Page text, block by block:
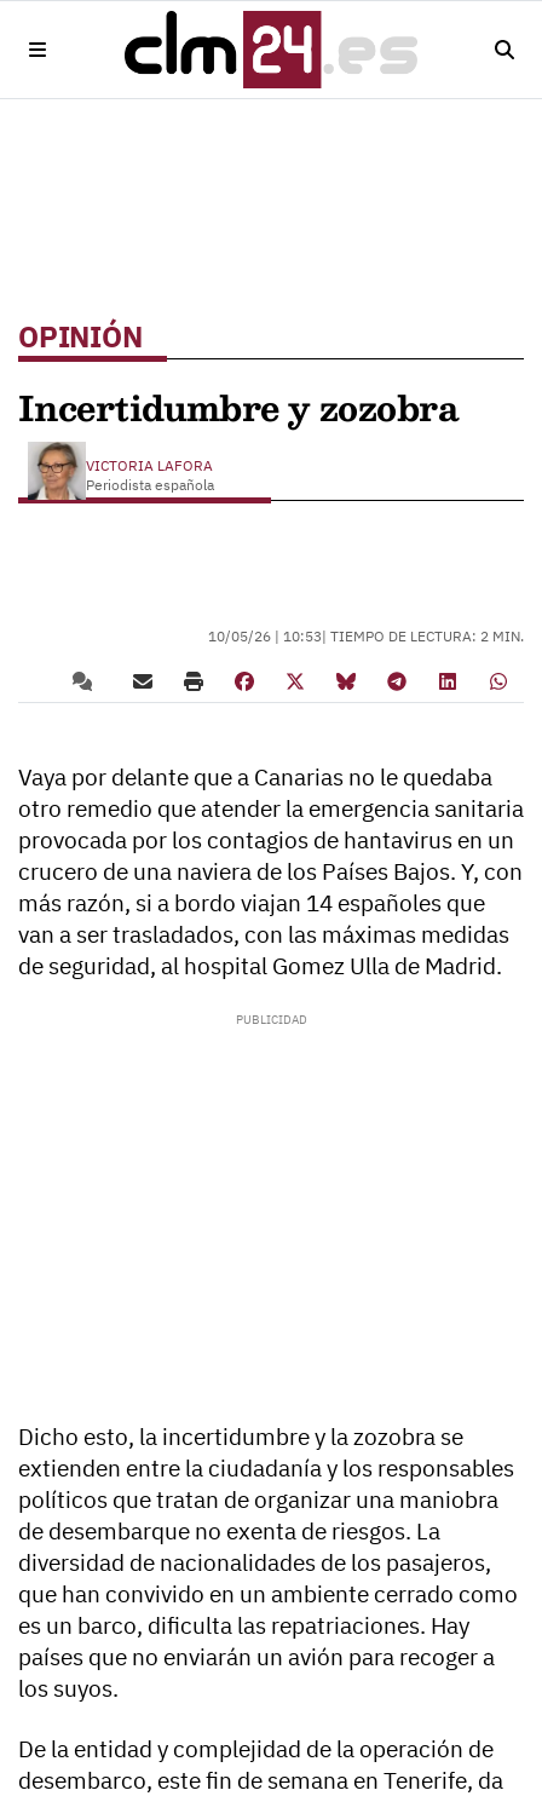
OPINIÓN
Incertidumbre y zozobra
VICTORIA LAFORA
Periodista española
10/05/26 | 10:53| TIEMPO DE LECTURA: 2 MIN.
Vaya por delante que a Canarias no le quedaba
otro remedio que atender la emergencia sanitaria
provocada por los contagios de hantavirus en un
crucero de una naviera de los Países Bajos. Y, con
más razón, si a bordo viajan 14 españoles que
van a ser trasladados, con las máximas medidas
de seguridad, al hospital Gomez Ulla de Madrid.
Dicho esto, la incertidumbre y la zozobra se
extienden entre la ciudadanía y los responsables
políticos que tratan de organizar una maniobra
de desembarque no exenta de riesgos. La
diversidad de nacionalidades de los pasajeros,
que han convivido en un ambiente cerrado como
es un barco, dificulta las repatriaciones. Hay
países que no enviarán un avión para recoger a
los suyos.
De la entidad y complejidad de la operación de
desembarco, este fin de semana en Tenerife, da